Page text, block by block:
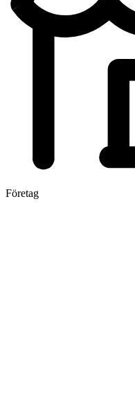
Företag